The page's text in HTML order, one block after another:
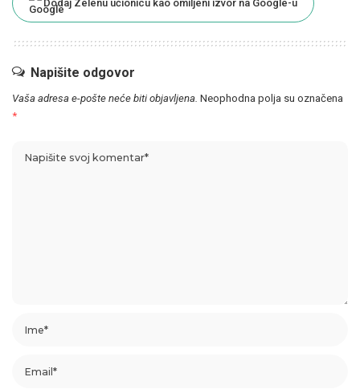
Dodaj Zelenu učionicu kao omiljeni izvor na Google-u
Napišite odgovor
Vaša adresa e-pošte neće biti objavljena. Neophodna polja su označena
*